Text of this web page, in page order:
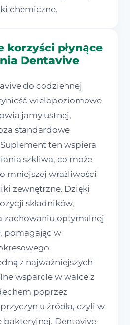
chemiczne.
korzyści płynące
Dentavive
do codziennej
wielopoziomowe
jamy ustnej,
standardowe
ten wspiera
szkliwa, co może
mniejszej wrażliwości
zewnętrzne. Dzięki
składników,
zachowaniu optymalnej
pomagając w
z najważniejszych
wsparcie w walce z
poprzez
u źródła, czyli w
bakteryjnej. Dentavive